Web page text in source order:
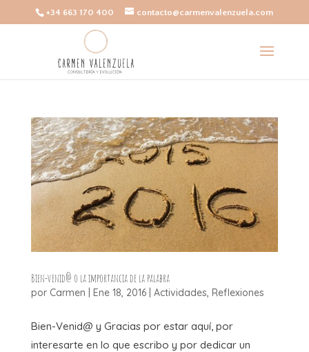
+34 663 170 400 contacto@carmenvalenzuela.com
Bien-venid@ o la importancia de la palabra
por Carmen Ene 18, 2016| Actividades, Reflexiones
Bien-Venid@ y Gracias por estar aquí, por
interesarte en lo que escribo y por dedicar un